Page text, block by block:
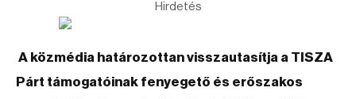
Hirdetés
A közmédia határozottan visszautasítja a TISZA
Párt támogatóinak fenyegető és erőszakos